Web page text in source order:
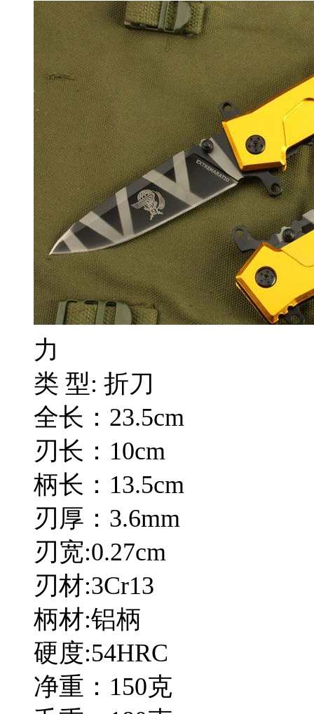
力
类 型: 折刀
全长：23.5cm
刃长：10cm
柄长：13.5cm
刃厚：3.6mm
刃宽:0.27cm
刃材:3Cr13
柄材:铝柄
硬度:54HRC
净重：150克